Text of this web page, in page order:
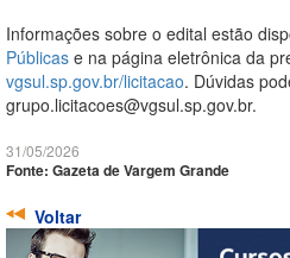
Informações sobre o edital estão
Públicas e na página eletrônica da
vgsul.sp.gov.br/licitacao. Dúvidas
grupo.licitacoes@vgsul.sp.gov.br.
31/05/2026
Fonte: Gazeta de Vargem Grande
Voltar